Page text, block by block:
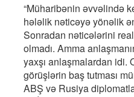
“Müharibənin əvvəlində
hələlik nəticəyə yönəlik
Sonradan nəticələrini
olmadı. Amma
yaxşı anlaşmalardan idi.
görüşlərin baş tutması
ABŞ və Rusiya